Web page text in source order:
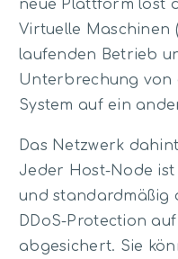
neue Plattform löst
Virtuelle Maschinen
laufenden Betrieb
Unterbrechung von
System auf ein
Das Netzwerk
Jeder Host-Node
und standardmäßig
DDoS-Protection
abgesichert. Sie